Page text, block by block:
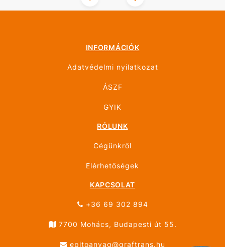
INFORMÁCIÓK
Adatvédelmi nyilatkozat
ÁSZF
GYIK
RÓLUNK
Cégünkről
Elérhetőségek
KAPCSOLAT
+36 69 302 894
7700 Mohács, Budapesti út 55.
epitoanyag@graftrans.hu